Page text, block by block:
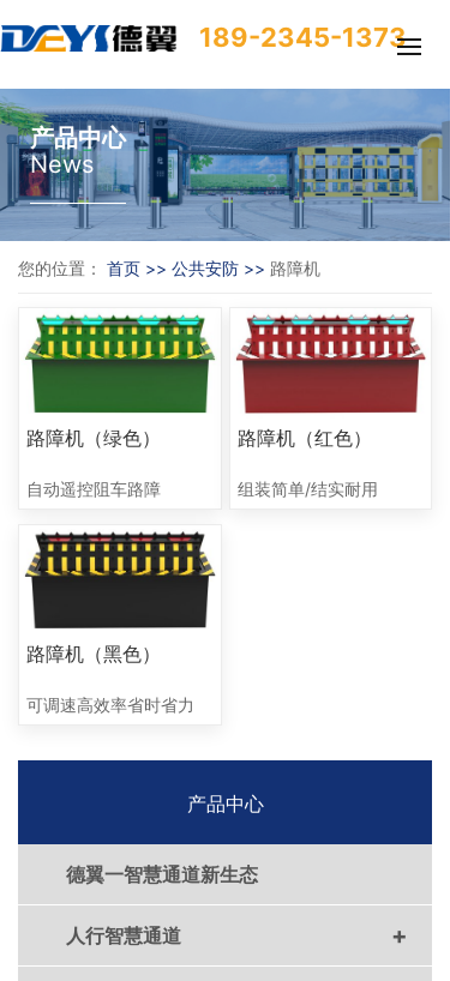
189-2345-1373
产品中心
News
您的位置： 首页 >> 公共安防 >> 路障机
路障机（绿色）
自动遥控阻车路障
路障机（红色）
组装简单/结实耐用
路障机（黑色）
可调速高效率省时省力
产品中心
德翼一智慧通道新生态
人行智慧通道 +